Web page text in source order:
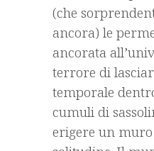
(che
ancora) le
ancorata
terrore di
temporale
cumuli di
erigere un